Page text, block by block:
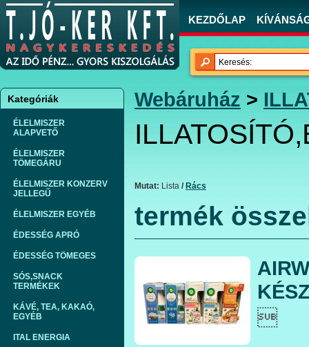
KEZDŐLAP
Kategóriák
ÉLELMISZER
ALAPVETŐ
ÉLELMISZER
TÖMEGÁRU
ÉLELMISZER KONZERV
JELLEGŰ
ÉLELMISZER EGYÉB
ÉDESSÉG APRÓ
ÉDESSÉG TÖMEGES
SÓS,SNACK
TERMÉKEK
KÁVÉ, TEA, KAKAÓ,
EGYÉB
ITAL ENERGIA
Webáruház >
Mutat: Lista / Rács
termék
